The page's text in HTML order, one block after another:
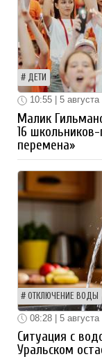
ДЕТИ
10:55 | 5 августа
Малик
16
перемена»
ОТКЛЮЧЕНИЕ ВОДЫ
08:28 | 5 августа
Ситуация с
Уральском